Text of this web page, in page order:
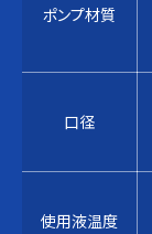
ポンプ材質
口径
使用液温度